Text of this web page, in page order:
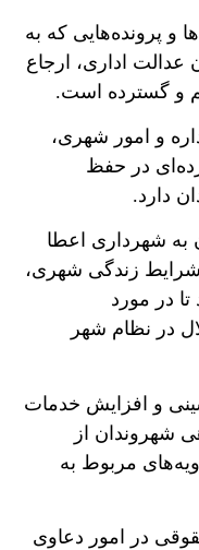
پرونده‌هایی که به
اداری، ارجاع
گسترده است.
و امور شهری،
در حفظ
شهرداری اعطا
زندگی شهری،
مورد
در نظام شهر
و افزایش خدمات
از
مربوط به
در امور دعاوی